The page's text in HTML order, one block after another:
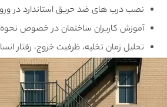
نصب درب های ضد حریق استاندارد در
آموزش کاربران ساختمان در خصوص نحوه
تحلیل زمان تخلیه، ظرفیت خروج، رفتار